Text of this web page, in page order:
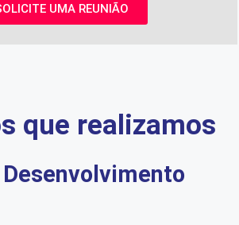
UMA REUNIÃO
que realizamos